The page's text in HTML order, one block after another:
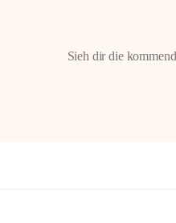
Sieh dir die